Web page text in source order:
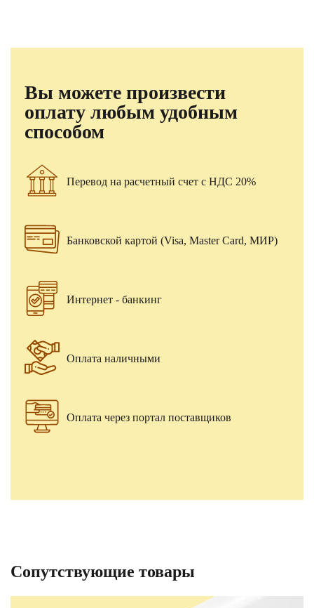
Вы можете произвести
оплату любым удобным
способом
Перевод на расчетный счет с НДС 20%
Банковской картой (Visa, Master Card, МИР)
Интернет - банкинг
Оплата наличными
Оплата через портал поставщиков
Сопутствующие товары